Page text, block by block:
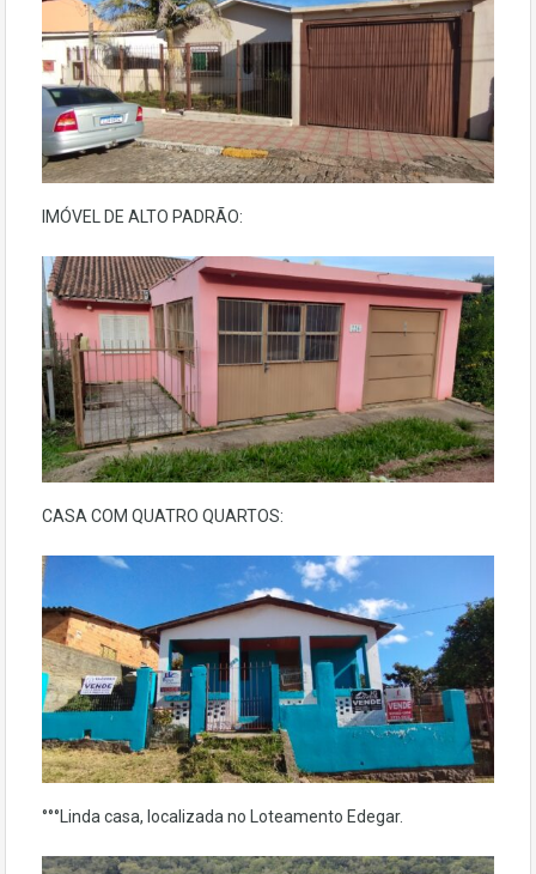
IMÓVEL DE ALTO PADRÃO:
CASA COM QUATRO QUARTOS:
°°°Linda casa, localizada no Loteamento Edegar.